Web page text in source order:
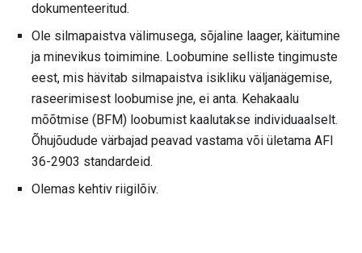
dokumenteeritud.
Ole silmapaistva välimusega, sõjaline laager, käitumine
ja minevikus toimimine. Loobumine selliste tingimuste
eest, mis hävitab silmapaistva isikliku väljanägemise,
raseerimisest loobumise jne, ei anta. Kehakaalu
mõõtmise (BFM) loobumist kaalutakse individuaalselt.
Õhujõudude värbajad peavad vastama või ületama AFI
36-2903 standardeid.
Olemas kehtiv riigilõiv.